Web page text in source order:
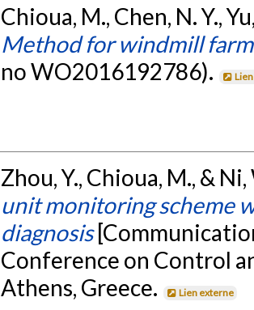
Chioua, M., Chen, N. Y.,
Method for windmill
no WO2016192786).
Zhou, Y., Chioua, M., &
unit monitoring scheme
diagnosis
Conference on Control
Athens, Greece.
Lien externe